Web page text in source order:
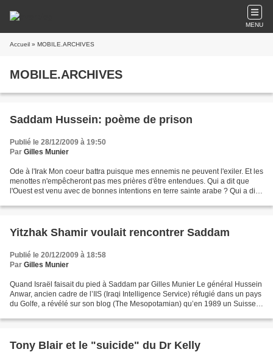
MENU
Accueil » MOBILE.ARCHIVES
MOBILE.ARCHIVES
Saddam Hussein: poème de prison
Publié le 28/12/2009 à 19:50
Par Gilles Munier
Ode à l'Irak Mon coeur battra puisque mes ennemis ne peuvent l'exiler. Et les
menottes n'empêcheront pas mes prières d'être entendues. Qui a dit que
l'Ouest est venu avec de bonnes intentions en terre sainte arabe ? Qui a dit
Yitzhak Shamir voulait rencontrer Saddam
Publié le 20/12/2009 à 18:58
Par Gilles Munier
Quand Israël faisait du pied à Saddam par Gilles Munier Le général Hussein
Anwar, ancien cadre de l’IIS (Iraqi Intelligence Service) réfugié dans un pays
du Golfe, a révélé sur son blog (The Mesopotamian) qu’en 1989 un Suisse a
Tony Blair et le "suicide" du Dr Kelly